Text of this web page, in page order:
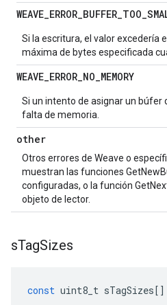
WEAVE_ERROR_BUFFER_TOO_
Si la escritura, el valor excedería
máxima de bytes especificada
WEAVE_ERROR_NO_MEMORY
Si un intento de asignar un búfer
falta de memoria.
other
Otros errores de Weave o
muestran las funciones
configuradas, o la función
objeto de lector.
sTagSizes
const uint8_t sTagSizes[]